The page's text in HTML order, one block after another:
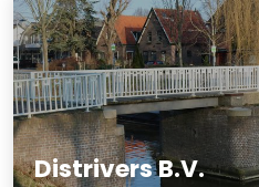
Distrivers B.V.